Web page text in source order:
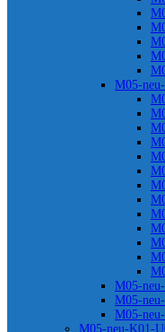
M05-
M05-
M05-
M05-
M05-neu-K01-